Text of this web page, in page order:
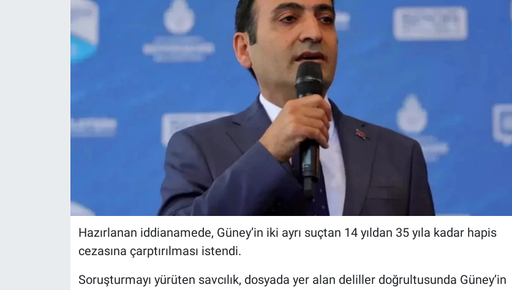
Hazırlanan iddianamede, Güney’in iki ayrı suçtan 14 yıldan 35 yıla kadar hapis
cezasına çarptırılması istendi.
Soruşturmayı yürüten savcılık, dosyada yer alan deliller doğrultusunda Güney’in